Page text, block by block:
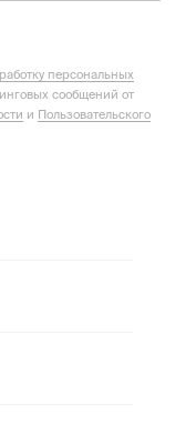
персональных
сообщений от
и Пользовательского